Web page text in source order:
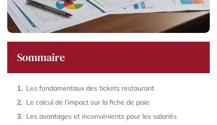
Sommaire
Les fondamentaux des tickets restaurant
Le calcul de l’impact sur la fiche de paie
Les avantages et inconvénients pour les salariés